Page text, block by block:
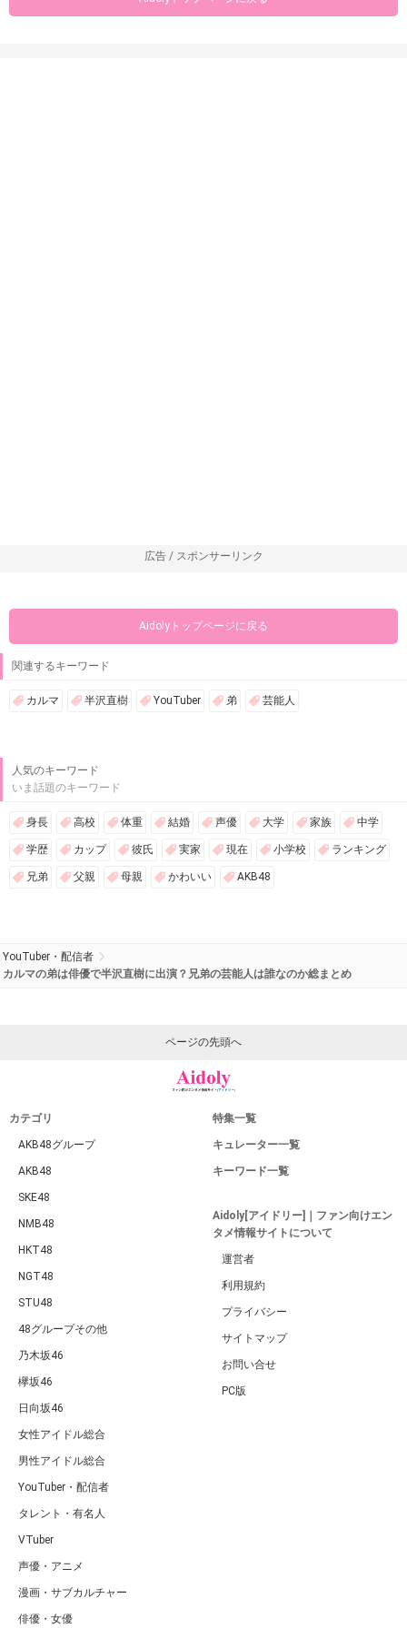
広告 / スポンサーリンク
Aidolyトップページに戻る
関連するキーワード
カルマ 半沢直樹 YouTuber 弟 芸能人
人気のキーワード
いま話題のキーワード
身長 高校 体重 結婚 声優 大学 家族 中学
学歴 カップ 彼氏 実家 現在 小学校 ランキング
兄弟 父親 母親 かわいい AKB48
YouTuber・配信者
カルマの弟は俳優で半沢直樹に出演？兄弟の芸能人は誰なのか総まとめ
ページの先頭へ
カテゴリ
AKB48グループ
AKB48
SKE48
NMB48
HKT48
NGT48
STU48
48グループその他
乃木坂46
欅坂46
日向坂46
女性アイドル総合
男性アイドル総合
YouTuber・配信者
タレント・有名人
VTuber
声優・アニメ
漫画・サブカルチャー
俳優・女優
特集一覧
キュレーター一覧
キーワード一覧
Aidoly[アイドリー]｜ファン向けエン
タメ情報サイトについて
運営者
利用規約
プライバシー
サイトマップ
お問い合せ
PC版